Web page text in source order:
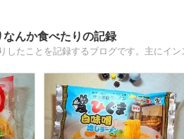
なんか食べたりの記録